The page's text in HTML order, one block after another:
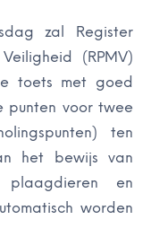
zal Register
(RPMV)
toets met goed
punten voor twee
ten
het bewijs van
plaagdieren en
worden